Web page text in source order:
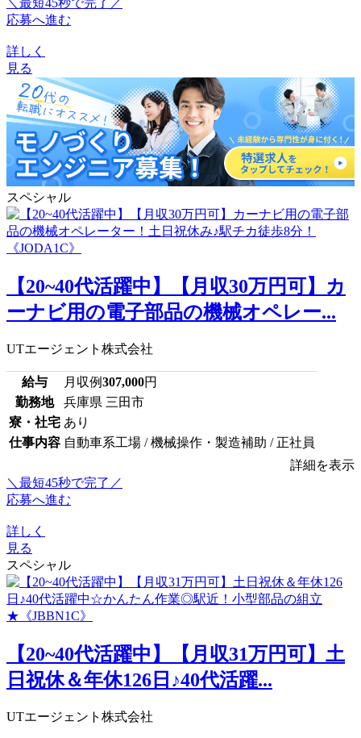
＼最短45秒で完了／
応募へ進む
詳しく
見る
スペシャル
【20~40代活躍中】【月収30万円可】カ
ーナビ用の電子部品の機械オペレー...
UTエージェント株式会社
給与 月収例307,000円
勤務地
兵庫県 三田市
寮・社宅 あり
仕事内容 自動車系工場 / 機械操作・製造補助 / 正社員
詳細を表示
＼最短45秒で完了／
応募へ進む
詳しく
見る
スペシャル
【20~40代活躍中】【月収31万円可】土
日祝休＆年休126日♪40代活躍...
UTエージェント株式会社